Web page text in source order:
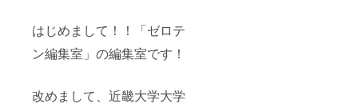
はじめまして！！「ゼロテ
ン編集室」の編集室です！
改めまして、近畿大学大学